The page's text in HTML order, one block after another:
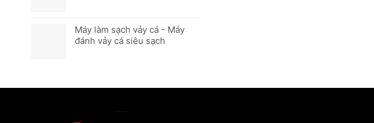
Máy làm sạch vảy cá - Máy
đánh vảy cá siêu sạch